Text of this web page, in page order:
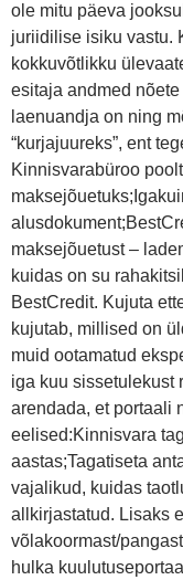
ole mitu päeva
juriidilise isiku vastu.
kokkuvõtlikku
esitaja andmed
laenuandja on ning
“kurjajuureks”, ent
Kinnisvarabüroo
maksejõuetust –
kuidas on su
BestCredit. Kujuta
kujutab, millised on
muid ootamatud
iga kuu sissetulekust
arendada, et portaali
eelised:Kinnisvara
aastas;Tagatiseta
vajalikud, kuidas
allkirjastatud. Lisaks
võlakoormast/
hulka